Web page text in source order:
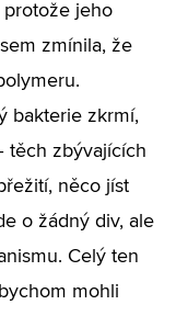
protože jeho
zmínila, že
bakterie zkrmí,
těch zbývajících
něco jíst
o žádný div, ale
Celý ten
mohli